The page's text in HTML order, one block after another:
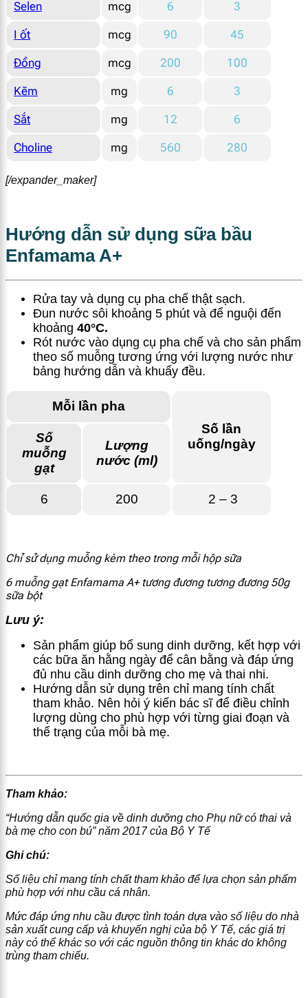
Selen mcg 6 3
I ốt mcg 90 45
Đồng mcg 200 100
Kẽm mg 6 3
Sắt mg 12 6
Choline mg 560 280
[/expander_maker]
Hướng dẫn sử dụng sữa bầu
Enfamama A+
Rửa tay và dụng cụ pha chế thật sạch.
Đun nước sôi khoảng 5 phút và để nguội đến
khoảng 40°C.
Rót nước vào dụng cụ pha chế và cho sản phẩm
theo số muỗng tương ứng với lượng nước như
bảng hướng dẫn và khuấy đều.
Mỗi lần pha
Số lần
uống/ngày
Số
muỗng
gạt
Lượng
nước (ml)
6 200 2 – 3
Chỉ sử dụng muỗng kèm theo trong mỗi hộp sữa
6 muỗng gạt Enfamama A+ tương đương tương đương 50g
sữa bột
Lưu ý:
Sản phẩm giúp bổ sung dinh dưỡng, kết hợp với
các bữa ăn hằng ngày để cân bằng và đáp ứng
đủ nhu cầu dinh dưỡng cho mẹ và thai nhi.
Hướng dẫn sử dụng trên chỉ mang tính chất
tham khảo. Nên hỏi ý kiến bác sĩ để điều chỉnh
lượng dùng cho phù hợp với từng giai đoạn và
thể trạng của mỗi bà mẹ.
Tham khảo:
“Hướng dẫn quốc gia về dinh dưỡng cho Phụ nữ có thai và
bà mẹ cho con bú” năm 2017 của Bộ Y Tế
Ghi chú:
Số liệu chỉ mang tính chất tham khảo để lựa chọn sản phẩm
phù hợp với nhu cầu cá nhân.
Mức đáp ứng nhu cầu được tình toán dựa vào số liệu do nhà
sản xuất cung cấp và khuyến nghị của bộ Y Tế, các giá trị
này có thể khác so với các nguồn thông tin khác do không
trùng tham chiếu.